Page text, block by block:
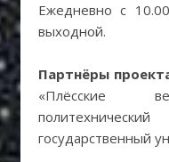
Ежедневно c
выходной.
Партнёры
«Плёсские
государственный